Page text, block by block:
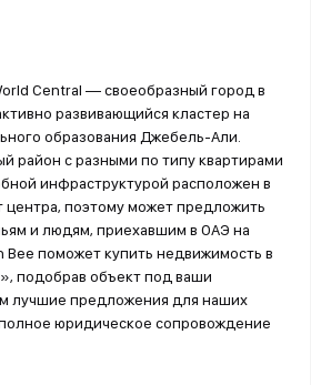
Central — своеобразный город в
развивающийся кластер на
образования Джебель-Али.
район с разными по типу квартирами
инфраструктурой расположен в
центра, поэтому может предложить
и людям, приехавшим в ОАЭ на
Bee поможет купить недвижимость в
подобрав объект под ваши
лучшие предложения для наших
юридическое сопровождение